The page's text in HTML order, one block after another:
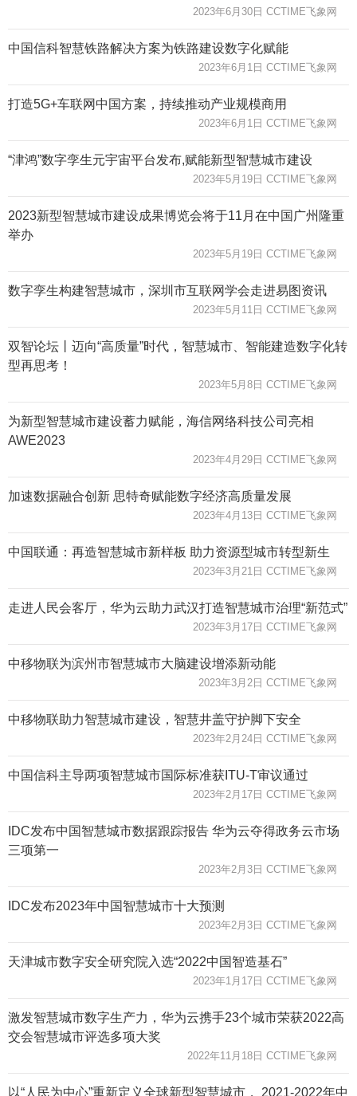
2023年6月30日 CCTIME飞象网
中国信科智慧铁路解决方案为铁路建设数字化赋能
2023年6月1日 CCTIME飞象网
打造5G+车联网中国方案，持续推动产业规模商用
2023年6月1日 CCTIME飞象网
“津鸿”数字孪生元宇宙平台发布,赋能新型智慧城市建设
2023年5月19日 CCTIME飞象网
2023新型智慧城市建设成果博览会将于11月在中国广州隆重
举办
2023年5月19日 CCTIME飞象网
数字孪生构建智慧城市，深圳市互联网学会走进易图资讯
2023年5月11日 CCTIME飞象网
双智论坛丨迈向“高质量”时代，智慧城市、智能建造数字化转
型再思考！
2023年5月8日 CCTIME飞象网
为新型智慧城市建设蓄力赋能，海信网络科技公司亮相
AWE2023
2023年4月29日 CCTIME飞象网
加速数据融合创新 思特奇赋能数字经济高质量发展
2023年4月13日 CCTIME飞象网
中国联通：再造智慧城市新样板 助力资源型城市转型新生
2023年3月21日 CCTIME飞象网
走进人民会客厅，华为云助力武汉打造智慧城市治理“新范式”
2023年3月17日 CCTIME飞象网
中移物联为滨州市智慧城市大脑建设增添新动能
2023年3月2日 CCTIME飞象网
中移物联助力智慧城市建设，智慧井盖守护脚下安全
2023年2月24日 CCTIME飞象网
中国信科主导两项智慧城市国际标准获ITU-T审议通过
2023年2月17日 CCTIME飞象网
IDC发布中国智慧城市数据跟踪报告 华为云夺得政务云市场
三项第一
2023年2月3日 CCTIME飞象网
IDC发布2023年中国智慧城市十大预测
2023年2月3日 CCTIME飞象网
天津城市数字安全研究院入选“2022中国智造基石”
2023年1月17日 CCTIME飞象网
激发智慧城市数字生产力，华为云携手23个城市荣获2022高
交会智慧城市评选多项大奖
2022年11月18日 CCTIME飞象网
​以“人民为中心”重新定义全球新型智慧城市， 2021-2022年中